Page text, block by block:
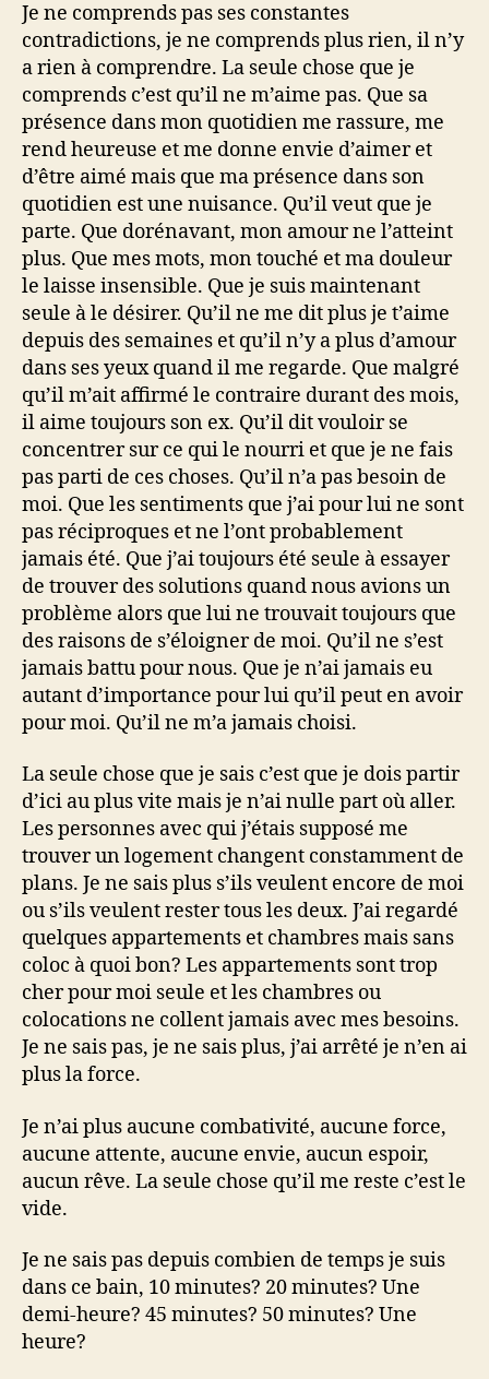
Je ne comprends pas ses constantes
contradictions, je ne comprends plus rien, il n’y
a rien à comprendre. La seule chose que je
comprends c’est qu’il ne m’aime pas. Que sa
présence dans mon quotidien me rassure, me
rend heureuse et me donne envie d’aimer et
d’être aimé mais que ma présence dans son
quotidien est une nuisance. Qu’il veut que je
parte. Que dorénavant, mon amour ne l’atteint
plus. Que mes mots, mon touché et ma douleur
le laisse insensible. Que je suis maintenant
seule à le désirer. Qu’il ne me dit plus je t’aime
depuis des semaines et qu’il n’y a plus d’amour
dans ses yeux quand il me regarde. Que malgré
qu’il m’ait affirmé le contraire durant des mois,
il aime toujours son ex. Qu’il dit vouloir se
concentrer sur ce qui le nourri et que je ne fais
pas parti de ces choses. Qu’il n’a pas besoin de
moi. Que les sentiments que j’ai pour lui ne sont
pas réciproques et ne l’ont probablement
jamais été. Que j’ai toujours été seule à essayer
de trouver des solutions quand nous avions un
problème alors que lui ne trouvait toujours que
des raisons de s’éloigner de moi. Qu’il ne s’est
jamais battu pour nous. Que je n’ai jamais eu
autant d’importance pour lui qu’il peut en avoir
pour moi. Qu’il ne m’a jamais choisi.
La seule chose que je sais c’est que je dois partir
d’ici au plus vite mais je n’ai nulle part où aller.
Les personnes avec qui j’étais supposé me
trouver un logement changent constamment de
plans. Je ne sais plus s’ils veulent encore de moi
ou s’ils veulent rester tous les deux. J’ai regardé
quelques appartements et chambres mais sans
coloc à quoi bon? Les appartements sont trop
cher pour moi seule et les chambres ou
colocations ne collent jamais avec mes besoins.
Je ne sais pas, je ne sais plus, j’ai arrêté je n’en ai
plus la force.
Je n’ai plus aucune combativité, aucune force,
aucune attente, aucune envie, aucun espoir,
aucun rêve. La seule chose qu’il me reste c’est le
vide.
Je ne sais pas depuis combien de temps je suis
dans ce bain, 10 minutes? 20 minutes? Une
demi-heure? 45 minutes? 50 minutes? Une
heure?